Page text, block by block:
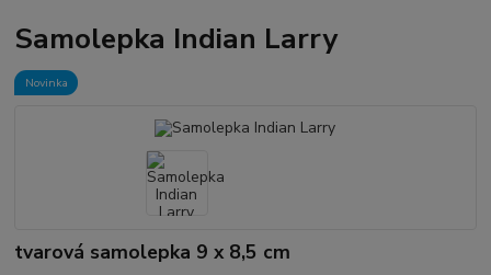
Samolepka Indian Larry
Novinka
tvarová samolepka 9 x 8,5 cm